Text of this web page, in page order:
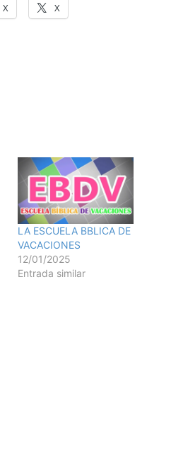
X X
LA ESCUELA BBLICA DE
VACACIONES
12/01/2025
Entrada similar